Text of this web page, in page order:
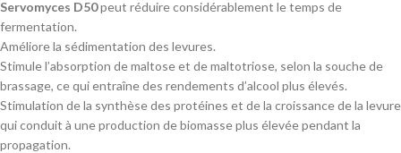
Servomyces D50peut réduire considérablement le temps de
fermentation.
Améliore la sédimentation des levures.
Stimule l’absorption de maltose et de maltotriose, selon la souche de
brassage, ce qui entraîne des rendements d’alcool plus élevés.
Stimulation de la synthèse des protéines et de la croissance de la levure
qui conduit à une production de biomasse plus élevée pendant la
propagation.